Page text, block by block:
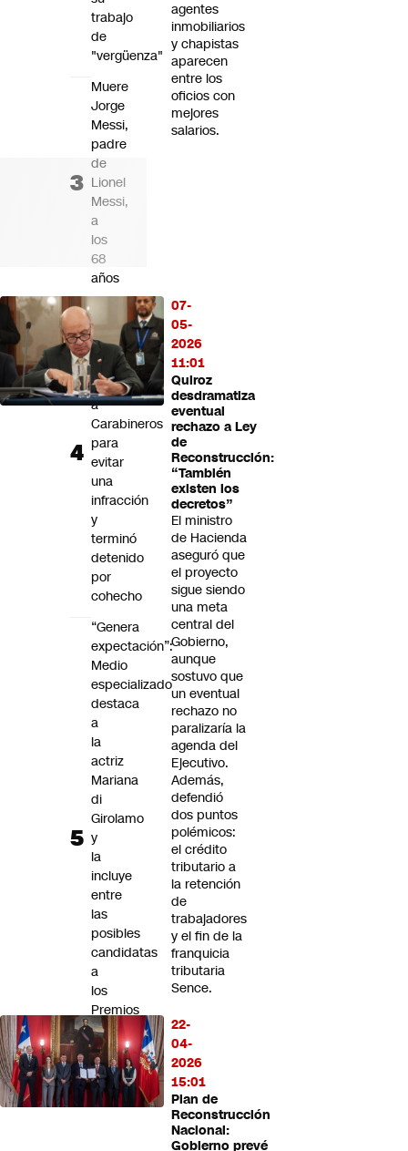
agentes
inmobiliarios
y chapistas
aparecen
entre los
oficios con
mejores
salarios.
07-
05-
2026
11:01
Quiroz
desdramatiza
eventual
rechazo a Ley
de
Reconstrucción:
“También
existen los
decretos”
El ministro
de Hacienda
aseguró que
el proyecto
sigue siendo
una meta
central del
Gobierno,
aunque
sostuvo que
un eventual
rechazo no
paralizaría la
agenda del
Ejecutivo.
Además,
defendió
dos puntos
polémicos:
el crédito
tributario a
la retención
de
trabajadores
y el fin de la
franquicia
tributaria
Sence.
22-
04-
2026
15:01
Plan de
Reconstrucción
Nacional:
Gobierno prevé
trabajo
de
"vergüenza"
Muere
Jorge
Messi,
padre
de
Lionel
Messi,
a
los
68
años
Ciudadano
uruguayo
ofreció
$60
mil
a
Carabineros
para
evitar
una
infracción
y
terminó
detenido
por
cohecho
“Genera
expectación”:
Medio
especializado
destaca
a
la
actriz
Mariana
di
Girolamo
y
la
incluye
entre
las
posibles
candidatas
a
los
Premios
Oscar
2027